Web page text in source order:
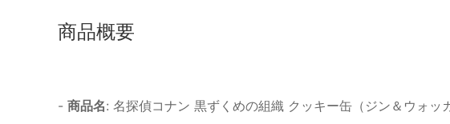
商品概要
- 商品名: 名探偵コナン 黒ずくめの組織 クッキー缶（ジン＆ウォッ